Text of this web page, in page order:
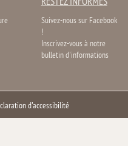
Suivez-nous sur Facebook
!
Inscrivez-vous à notre
bulletin d'informations
d'accessibilité